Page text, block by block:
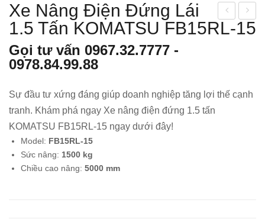
e
Ngồ
Xe Nâng Điện Đứng Lái
1.5 Tấn KOMATSU FB15RL-15
Gọi tư vấn 0967.32.7777 -
0978.84.99.88
Sự đầu tư xứng đáng giúp doanh nghiệp tăng lợi thế cạnh
tranh. Khám phá ngay Xe nâng điện đứng 1.5 tấn
KOMATSU FB15RL-15 ngay dưới đây!
Model: FB15RL-15
Sức nâng: 1500 kg
Chiều cao nâng: 5000 mm